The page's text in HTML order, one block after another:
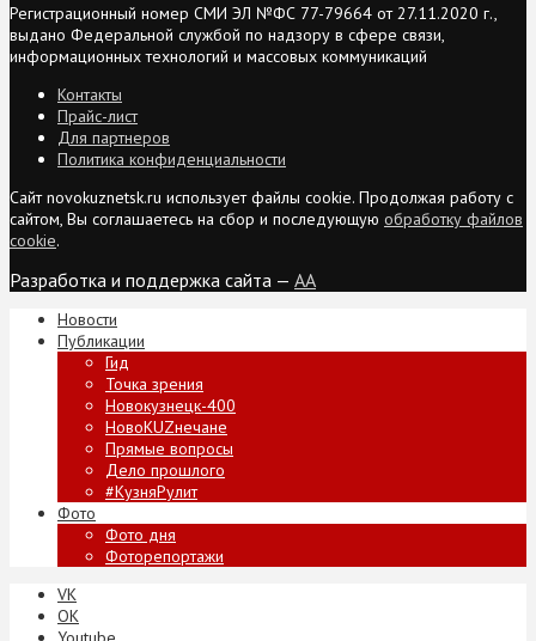
Регистрационный номер СМИ ЭЛ №ФС 77-79664 от 27.11.2020 г.,
выдано Федеральной службой по надзору в сфере связи,
информационных технологий и массовых коммуникаций
Контакты
Прайс-лист
Для партнеров
Политика конфиденциальности
Сайт novokuznetsk.ru использует файлы cookie. Продолжая работу с
сайтом, Вы соглашаетесь на сбор и последующую обработку файлов
cookie.
Разработка и поддержка сайта — AA
Новости
Публикации
Гид
Точка зрения
Новокузнецк-400
НовоKUZнечане
Прямые вопросы
Дело прошлого
#КузняРулит
Фото
Фото дня
Фоторепортажи
VK
ОК